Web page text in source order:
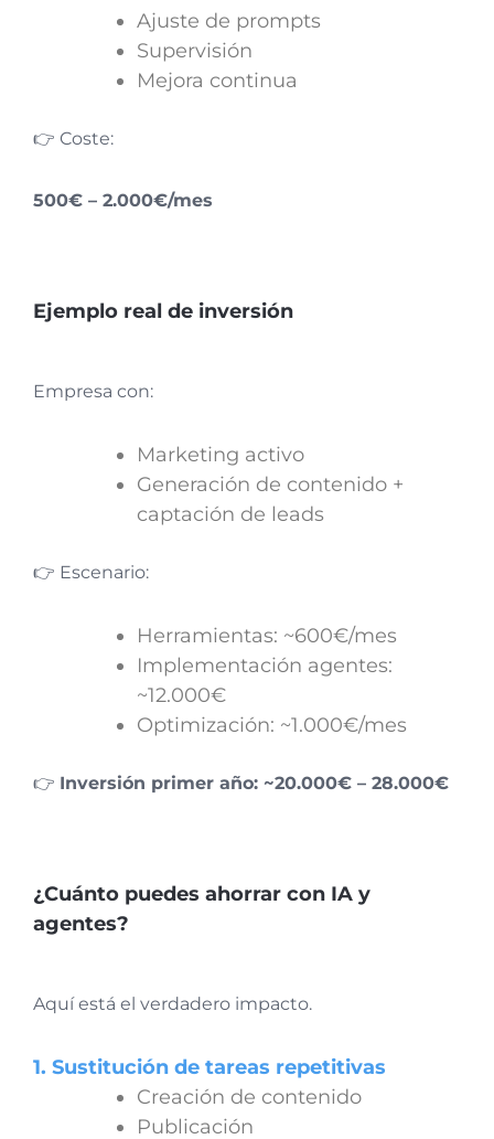
Ajuste de prompts
Supervisión
Mejora continua
👉 Coste:
500€ – 2.000€/mes
Ejemplo real de inversión
Empresa con:
Marketing activo
Generación de contenido +
captación de leads
👉 Escenario:
Herramientas: ~600€/mes
Implementación agentes:
~12.000€
Optimización: ~1.000€/mes
👉 Inversión primer año: ~20.000€ – 28.000€
¿Cuánto puedes ahorrar con IA y
agentes?
Aquí está el verdadero impacto.
1. Sustitución de tareas repetitivas
Creación de contenido
Publicación